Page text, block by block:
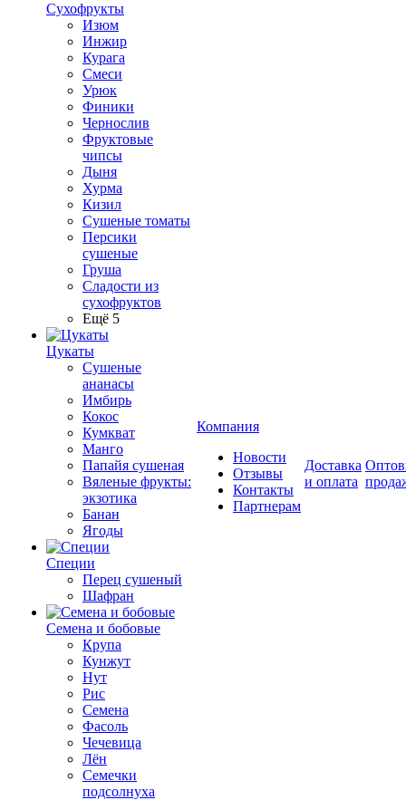
Сухофрукты
Изюм
Инжир
Курага
Смеси
Урюк
Финики
Чернослив
Фруктовые
чипсы
Дыня
Хурма
Кизил
Сушеные томаты
Персики
сушеные
Груша
Сладости из
сухофруктов
Ещё 5
Цукаты
Cушеные
ананасы
Имбирь
Кокос
Кумкват
Манго
Папайя сушеная
Вяленые фрукты:
экзотика
Банан
Ягоды
Специи
Перец сушеный
Шафран
Семена и бобовые
Крупа
Кунжут
Нут
Рис
Семена
Фасоль
Чечевица
Лён
Семечки
подсолнуха
Компания
Новости
Отзывы
Контакты
Партнерам
Доставка
и оплата